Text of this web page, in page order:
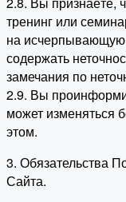
тренинг или
на
содержать
замечания по
2.9. Вы
может изменяться
этом.
3. Обязательства
Сайта.